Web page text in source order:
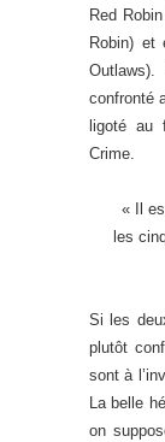
Red
Robin) et
confronté
ligoté au
Crime.
« Il
les
Si les
plutôt
sont à
La belle
on